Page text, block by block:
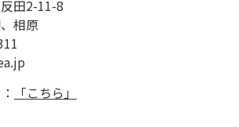
田2-11-8
相原
「こちら」